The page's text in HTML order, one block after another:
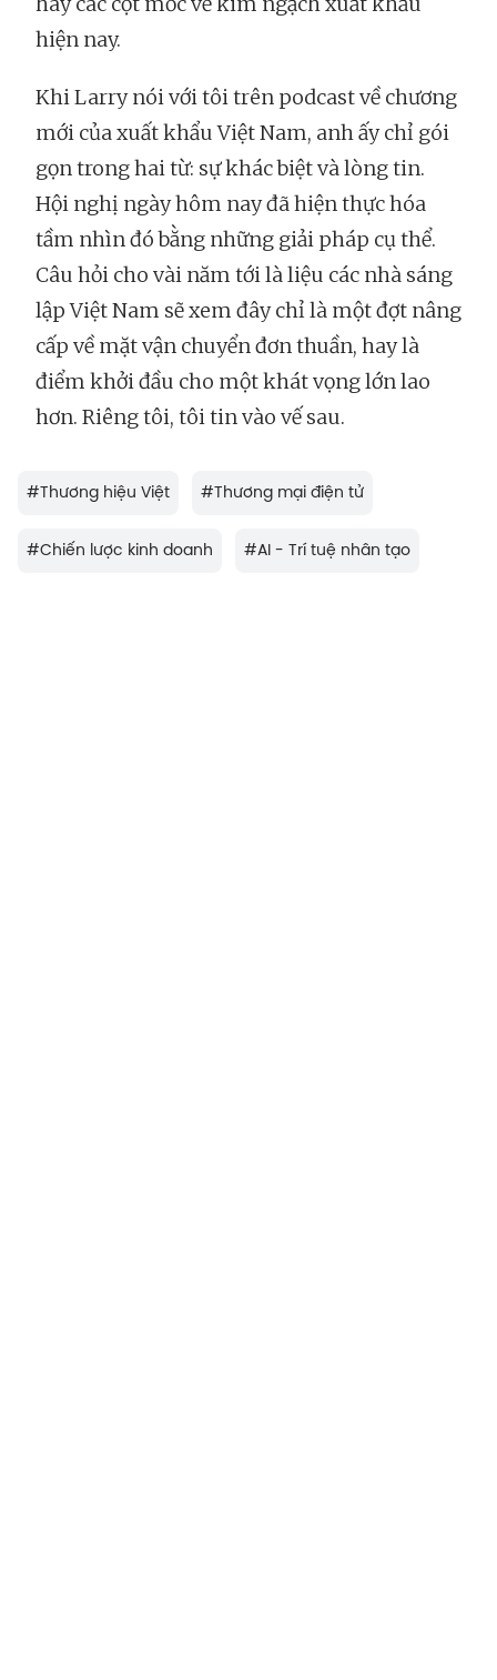
hiện nay.
Khi Larry nói với tôi trên podcast về chương
mới của xuất khẩu Việt Nam, anh ấy chỉ gói
gọn trong hai từ: sự khác biệt và lòng tin.
Hội nghị ngày hôm nay đã hiện thực hóa
tầm nhìn đó bằng những giải pháp cụ thể.
Câu hỏi cho vài năm tới là liệu các nhà sáng
lập Việt Nam sẽ xem đây chỉ là một đợt nâng
cấp về mặt vận chuyển đơn thuần, hay là
điểm khởi đầu cho một khát vọng lớn lao
hơn. Riêng tôi, tôi tin vào vế sau.
#Thương hiệu Việt #Thương mại điện tử
#Chiến lược kinh doanh #AI - Trí tuệ nhân tạo